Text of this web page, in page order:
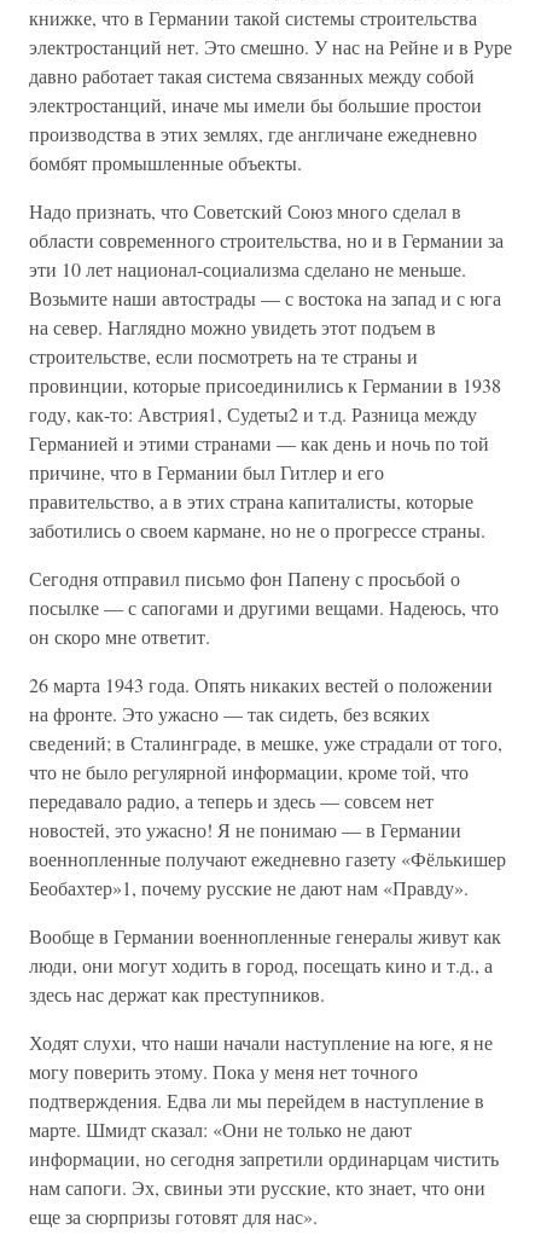
книжке, что в Германии такой системы строительства
электростанций нет. Это смешно. У нас на Рейне и в Руре
давно работает такая система связанных между собой
электростанций, иначе мы имели бы большие простои
производства в этих землях, где англичане ежедневно
бомбят промышленные объекты.
Надо признать, что Советский Союз много сделал в
области современного строительства, но и в Германии за
эти 10 лет национал-социализма сделано не меньше.
Возьмите наши автострады — с востока на запад и с юга
на север. Наглядно можно увидеть этот подъем в
строительстве, если посмотреть на те страны и
провинции, которые присоединились к Германии в 1938
году, как-то: Австрия1, Судеты2 и т.д. Разница между
Германией и этими странами — как день и ночь по той
причине, что в Германии был Гитлер и его
правительство, а в этих страна капиталисты, которые
заботились о своем кармане, но не о прогрессе страны.
Сегодня отправил письмо фон Папену с просьбой о
посылке — с сапогами и другими вещами. Надеюсь, что
он скоро мне ответит.
26 марта 1943 года. Опять никаких вестей о положении
на фронте. Это ужасно — так сидеть, без всяких
сведений; в Сталинграде, в мешке, уже страдали от того,
что не было регулярной информации, кроме той, что
передавало радио, а теперь и здесь — совсем нет
новостей, это ужасно! Я не понимаю — в Германии
военнопленные получают ежедневно газету «Фёлькишер
Беобахтер»1, почему русские не дают нам «Правду».
Вообще в Германии военнопленные генералы живут как
люди, они могут ходить в город, посещать кино и т.д., а
здесь нас держат как преступников.
Ходят слухи, что наши начали наступление на юге, я не
могу поверить этому. Пока у меня нет точного
подтверждения. Едва ли мы перейдем в наступление в
марте. Шмидт сказал: «Они не только не дают
информации, но сегодня запретили ординарцам чистить
нам сапоги. Эх, свиньи эти русские, кто знает, что они
еще за сюрпризы готовят для нас».